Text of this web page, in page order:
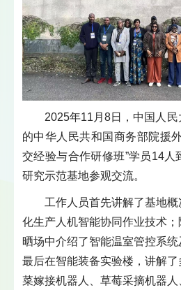
2025年11月8日，中国人
的中华人民共和国商务部院援
交经验与合作研修班”学员14人
研究示范基地参观交流。
工作人员首先讲解了基地
化生产人机智能协同作业技术
晒场中介绍了智能温室管控系统
最后在智能装备实验楼，讲解
菜嫁接机器人、草莓采摘机器